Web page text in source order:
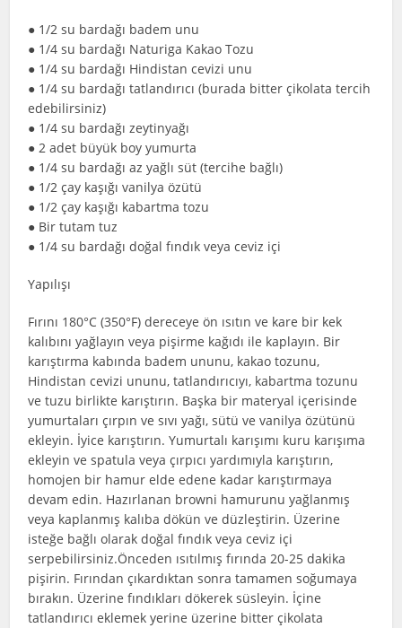
● 1/2 su bardağı badem unu
● 1/4 su bardağı Naturiga Kakao Tozu
● 1/4 su bardağı Hindistan cevizi unu
● 1/4 su bardağı tatlandırıcı (burada bitter çikolata tercih
edebilirsiniz)
● 1/4 su bardağı zeytinyağı
● 2 adet büyük boy yumurta
● 1/4 su bardağı az yağlı süt (tercihe bağlı)
● 1/2 çay kaşığı vanilya özütü
● 1/2 çay kaşığı kabartma tozu
● Bir tutam tuz
● 1/4 su bardağı doğal fındık veya ceviz içi
Yapılışı
Fırını 180°C (350°F) dereceye ön ısıtın ve kare bir kek
kalıbını yağlayın veya pişirme kağıdı ile kaplayın. Bir
karıştırma kabında badem ununu, kakao tozunu,
Hindistan cevizi ununu, tatlandırıcıyı, kabartma tozunu
ve tuzu birlikte karıştırın. Başka bir materyal içerisinde
yumurtaları çırpın ve sıvı yağı, sütü ve vanilya özütünü
ekleyin. İyice karıştırın. Yumurtalı karışımı kuru karışıma
ekleyin ve spatula veya çırpıcı yardımıyla karıştırın,
homojen bir hamur elde edene kadar karıştırmaya
devam edin. Hazırlanan browni hamurunu yağlanmış
veya kaplanmış kalıba dökün ve düzleştirin. Üzerine
isteğe bağlı olarak doğal fındık veya ceviz içi
serpebilirsiniz.Önceden ısıtılmış fırında 20-25 dakika
pişirin. Fırından çıkardıktan sonra tamamen soğumaya
bırakın. Üzerine fındıkları dökerek süsleyin. İçine
tatlandırıcı eklemek yerine üzerine bitter çikolata